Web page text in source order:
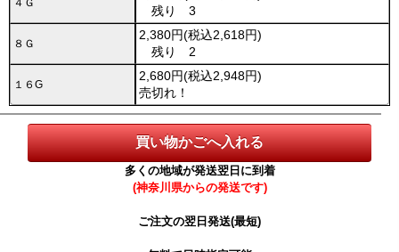
４Ｇ
残り 3
８Ｇ
2,380円(税込2,618円)
残り 2
１６G
2,680円(税込2,948円)
売切れ！
多くの地域が発送翌日に到着
(神奈川県からの発送です)
ご注文の翌日発送(最短)